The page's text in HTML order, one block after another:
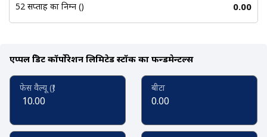
52 सप्ताह का निम्न (₹) 0.00
एप्पल क्रेडिट कॉर्पोरेशन लिमिटेड स्टॉक का फन्डमेन्टल्स
फेस वैल्यू (₹)
10.00
बीटा
0.00